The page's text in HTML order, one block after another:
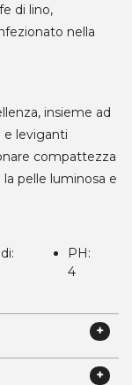
di lino,
nella
insieme ad
e leviganti
compattezza
la pelle luminosa e
PH:
4